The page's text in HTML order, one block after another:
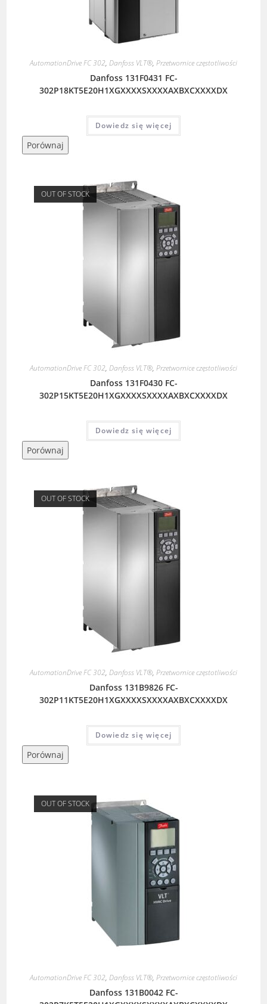
AutomationDrive FC 302, Danfoss VLT®, Przetwornice częstotliwości
Danfoss 131F0431 FC-
302P18KT5E20H1XGXXXXSXXXXAXBXCXXXXDX
Dowiedz się więcej
Porównaj
OUT OF STOCK
AutomationDrive FC 302, Danfoss VLT®, Przetwornice częstotliwości
Danfoss 131F0430 FC-
302P15KT5E20H1XGXXXXSXXXXAXBXCXXXXDX
Dowiedz się więcej
Porównaj
OUT OF STOCK
AutomationDrive FC 302, Danfoss VLT®, Przetwornice częstotliwości
Danfoss 131B9826 FC-
302P11KT5E20H1XGXXXXSXXXXAXBXCXXXXDX
Dowiedz się więcej
Porównaj
OUT OF STOCK
AutomationDrive FC 302, Danfoss VLT®, Przetwornice częstotliwości
Danfoss 131B0042 FC-